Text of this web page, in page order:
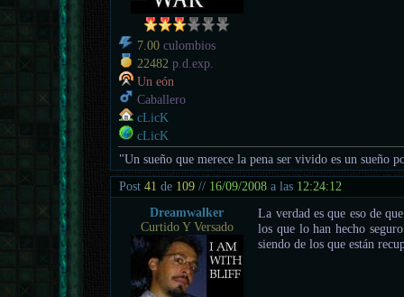
7.00 culombios
22482 p.d.exp.
Un eón
Caballero
cLicK
cLicK
"Un sueño que merece la pena ser vivido es un sueño
Post41 de 109 // 16/09/2008 a las 12:24:12
Dreamwalker
Curtido Y Versado
La verdad es que eso de
los que lo han hecho
siendo de los que están